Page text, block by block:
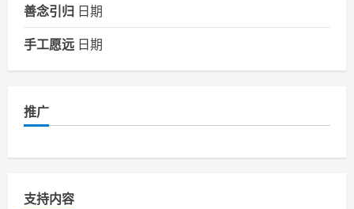
善念引归 日期
手工愿远 日期
推广
支持内容